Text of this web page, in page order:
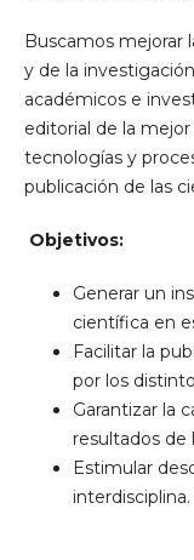
Buscamos mejorar
y de la
académicos e
editorial de la
tecnologías y
publicación de las
Objetivos:
Generar un
científica en
Facilitar la
por los
Garantizar la
resultados de
Estimular
interdisciplina.